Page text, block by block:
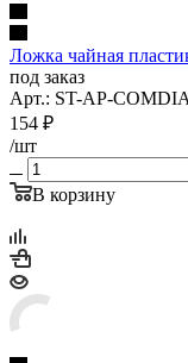
Ложка чайная
под заказ
Арт.: ST-AP-
154 ₽
/шт
В корзину